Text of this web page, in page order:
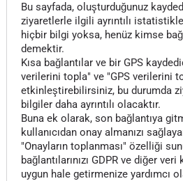
Bu sayfada, oluşturduğunuz
ziyaretlerle ilgili ayrıntılı
hiçbir bilgi yoksa, henüz kimse
demektir.
Kısa bağlantılar ve bir GPS
verilerini topla" ve "GPS verilerini
etkinleştirebilirsiniz, bu durumda
bilgiler daha ayrıntılı olacaktır.
Buna ek olarak, son bağlantıya
kullanıcıdan onay almanızı
"Onayların toplanması" özelliği
bağlantılarınızı GDPR ve diğer
uygun hale getirmenize yardımcı